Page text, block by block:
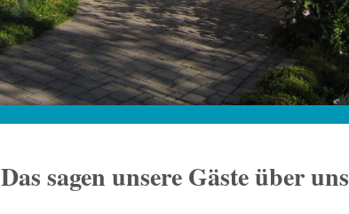
Das sagen unsere Gäste über uns